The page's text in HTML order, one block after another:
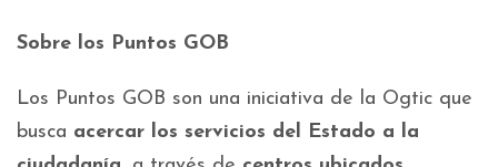
Sobre los Puntos GOB
Los Puntos GOB son una iniciativa de la Ogtic que
busca acercar los servicios del Estado a la